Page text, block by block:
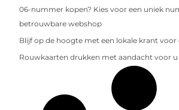
06-nummer kopen? Kies voor een uniek
betrouwbare webshop
Blijf op de hoogte met een lokale krant voor
Rouwkaarten drukken met aandacht voor u